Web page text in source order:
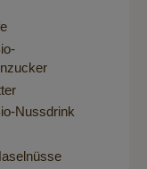
Nussdrink